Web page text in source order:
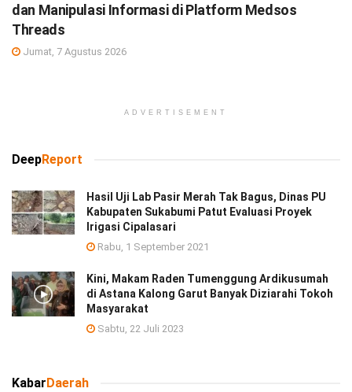
dan Manipulasi Informasi di Platform Medsos
Threads
Jumat, 7 Agustus 2026
ADVERTISEMENT
DeepReport
Hasil Uji Lab Pasir Merah Tak Bagus, Dinas PU
Kabupaten Sukabumi Patut Evaluasi Proyek
Irigasi Cipalasari
Rabu, 1 September 2021
Kini, Makam Raden Tumenggung Ardikusumah
di Astana Kalong Garut Banyak Diziarahi Tokoh
Masyarakat
Sabtu, 22 Juli 2023
Kabar Daerah